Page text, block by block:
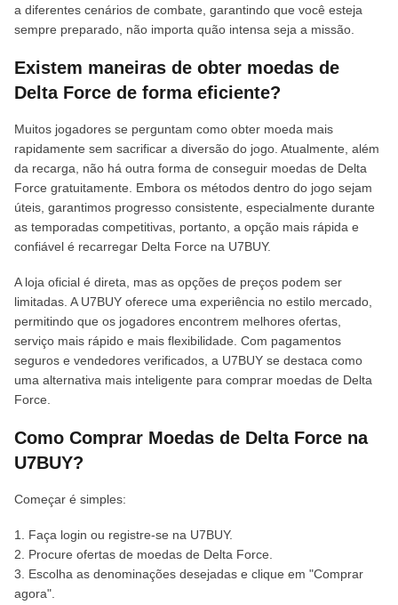
a diferentes cenários de combate, garantindo que você esteja
sempre preparado, não importa quão intensa seja a missão.
Existem maneiras de obter moedas de
Delta Force de forma eficiente?
Muitos jogadores se perguntam como obter moeda mais
rapidamente sem sacrificar a diversão do jogo. Atualmente, além
da recarga, não há outra forma de conseguir moedas de Delta
Force gratuitamente. Embora os métodos dentro do jogo sejam
úteis, garantimos progresso consistente, especialmente durante
as temporadas competitivas, portanto, a opção mais rápida e
confiável é recarregar Delta Force na U7BUY.
A loja oficial é direta, mas as opções de preços podem ser
limitadas. A U7BUY oferece uma experiência no estilo mercado,
permitindo que os jogadores encontrem melhores ofertas,
serviço mais rápido e mais flexibilidade. Com pagamentos
seguros e vendedores verificados, a U7BUY se destaca como
uma alternativa mais inteligente para comprar moedas de Delta
Force.
Como Comprar Moedas de Delta Force na
U7BUY?
Começar é simples:
1. Faça login ou registre-se na U7BUY.
2. Procure ofertas de moedas de Delta Force.
3. Escolha as denominações desejadas e clique em "Comprar
agora".